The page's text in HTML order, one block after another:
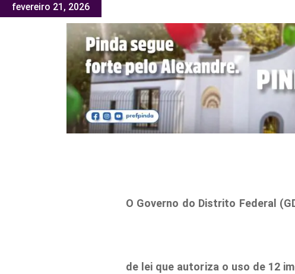
fevereiro 21, 2026
O Governo do Distrito Federal
de lei que autoriza o uso de 12